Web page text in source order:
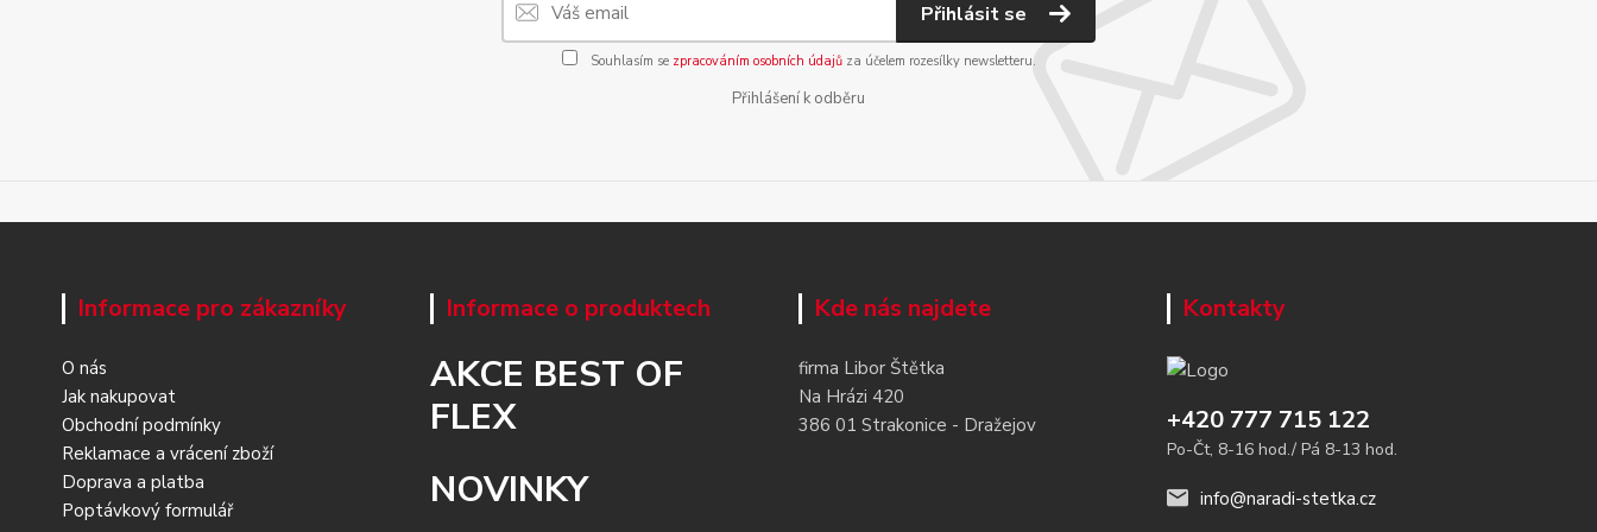
Přihlásit se
Souhlasím se zpracováním osobních údajůza účelem rozesílky newsletteru.
Přihlášení k odběru
Informace pro zákazníky
O nás
Jak nakupovat
Obchodní podmínky
Reklamace a vrácení zboží
Doprava a platba
Poptávkový formulář
Informace o produktech
AKCE BEST OF
FLEX
NOVINKY
Kde nás najdete
firma Libor Štětka
Na Hrázi 420
386 01 Strakonice - Dražejov
Kontakty
+420 777 715 122
Po-Čt, 8-16 hod./ Pá 8-13 hod.
info@naradi-stetka.cz